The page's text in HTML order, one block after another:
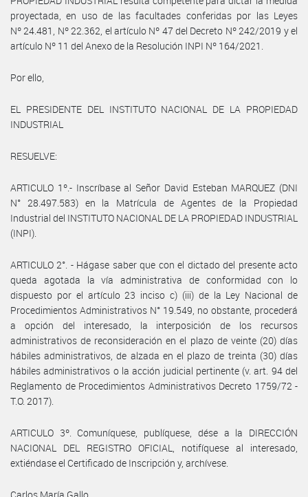
proyectada, en uso de las facultades conferidas por las Leyes
Nº 24.481, Nº 22.362, el artículo Nº 47 del Decreto Nº 242/2019 y el
artículo Nº 11 del Anexo de la Resolución INPI Nº 164/2021.
Por ello,
EL PRESIDENTE DEL INSTITUTO NACIONAL DE LA PROPIEDAD
INDUSTRIAL
RESUELVE:
ARTICULO 1º.- Inscríbase al Señor David Esteban MARQUEZ (DNI
N° 28.497.583) en la Matrícula de Agentes de la Propiedad
Industrial del INSTITUTO NACIONAL DE LA PROPIEDAD INDUSTRIAL
(INPI).
ARTICULO 2°. - Hágase saber que con el dictado del presente acto
queda agotada la vía administrativa de conformidad con lo
dispuesto por el artículo 23 inciso c) (iii) de la Ley Nacional de
Procedimientos Administrativos N° 19.549, no obstante, procederá
a opción del interesado, la interposición de los recursos
administrativos de reconsideración en el plazo de veinte (20) días
hábiles administrativos, de alzada en el plazo de treinta (30) días
hábiles administrativos o la acción judicial pertinente (v. art. 94 del
Reglamento de Procedimientos Administrativos Decreto 1759/72 -
T.O. 2017).
ARTICULO 3º. Comuníquese, publíquese, dése a la DIRECCIÓN
NACIONAL DEL REGISTRO OFICIAL, notifíquese al interesado,
extiéndase el Certificado de Inscripción y, archívese.
Carlos María Gallo